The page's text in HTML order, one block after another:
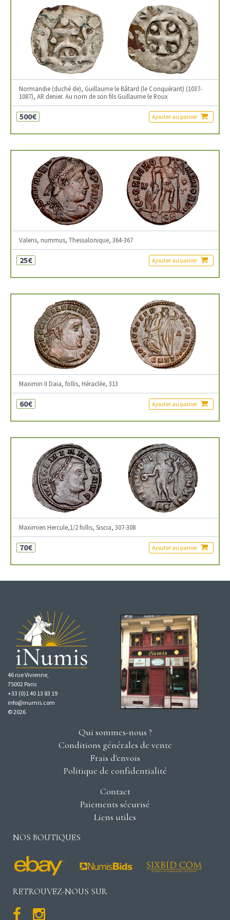
Normandie (duché de), Guillaume le Bâtard (le Conquérant) (1037-
1087), AR denier. Au nom de son fils Guillaume le Roux
500€ Ajouter au panier
Valens, nummus, Thessalonique, 364-367
25€ Ajouter au panier
Maximin II Daia, follis, Héraclée, 313
60€ Ajouter au panier
Maximien Hercule,1/2 follis, Siscia, 307-308
70€ Ajouter au panier
46 rue Vivienne,
75002 Paris
+33 (0)1 40 13 83 19
info@inumis.com
© 2026
Qui sommes-nous ?
Conditions générales de vente
Frais d'envois
Politique de confidentialité
Contact
Paiements sécurisé
Liens utiles
NOS BOUTIQUES
RETROUVEZ-NOUS SUR